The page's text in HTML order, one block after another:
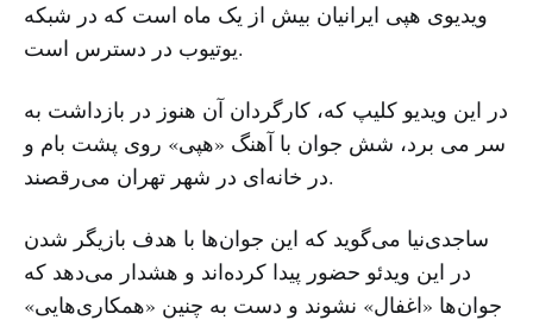
ویدیوی هپی ایرانیان بیش از یک ماه است که در شبکه
یوتیوب در دسترس است.
در این ویدیو‌ کلیپ که، کارگردان آن هنوز در بازداشت به
سر می برد، شش جوان با آهنگ «هپی» روی پشت بام و
در خانه‌ای در شهر تهران می‌رقصند.
ساجدی‌نیا می‌گوید که این جوان‌ها با هدف بازیگر شدن
در این ویدئو حضور پیدا کرده‌اند و هشدار می‌دهد که
جوان‌ها «اغفال» نشوند و دست به چنین «همکاری‌هایی»